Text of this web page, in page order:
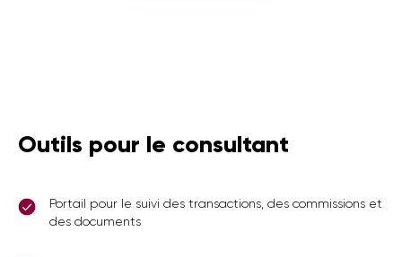
Outils pour le consultant
Portail pour le suivi des transactions, des commissions et
des documents